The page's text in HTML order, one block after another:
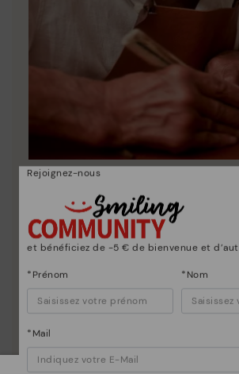
Découvrez suite
Depuis 1984, nous nous efforçons de
chaussure unique.
Rejoignez-nous
et bénéficiez de -5 € de bienvenue et
*Prénom *Nom
*Mail